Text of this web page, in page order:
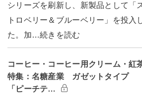
シリーズを刷新し、新製品として「
トロベリー＆ブルーベリー」を投入
た。加…続きを読む
コーヒー・コーヒー用クリーム・紅
特集：名糖産業 ガゼットタイプ
「ピーチテ…